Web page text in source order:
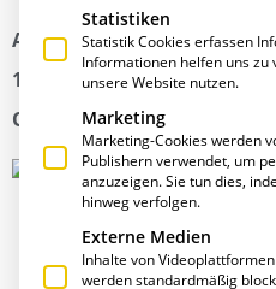
Auf der Metallsoftware
12.05.2016 stellt Ihnen
O.P.S. GmbH unsere
Statistiken
Statistik Cookies erfassen
Informationen helfen uns zu
unsere Website nutzen.
Marketing
Marketing-Cookies werden
Publishern verwendet, um
anzuzeigen. Sie tun dies,
hinweg verfolgen.
Externe Medien
Inhalte von
werden standardmäßig